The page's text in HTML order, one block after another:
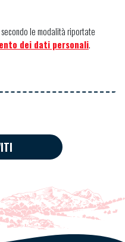
le modalità riportate
dei dati personali.